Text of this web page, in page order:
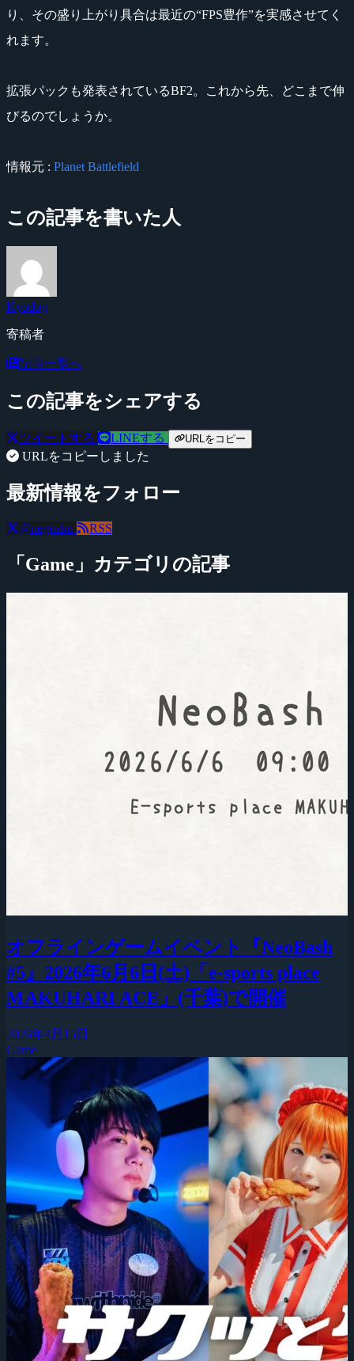
り、その盛り上がり具合は最近の“FPS豊作”を実感させてく
れます。
拡張パックも発表されているBF2。これから先、どこまで伸
びるのでしょうか。
情報元 : Planet Battlefield
この記事を書いた人
Kyodog
寄稿者
記事一覧へ
この記事をシェアする
ツイートする LINEする URLをコピー
URLをコピーしました
最新情報をフォロー
@negitaku RSS
「Game」カテゴリの記事
オフラインゲームイベント『NeoBash
#5』2026年6月6日(土)「e-sports place
MAKUHARI ACE」(千葉)で開催
2026年4月15日
Game